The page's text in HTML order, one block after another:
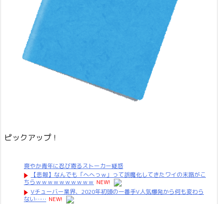
ピックアップ！
爽やか青年に忍び寄るストーカー疑惑
【悲報】なんでも「へへっｗ」って誤魔化してきたワイの末路がこ
ちらｗｗｗｗｗｗｗｗｗｗ NEW!
Vチューバー業界、2020年初頭の一番手V人気爆発から何も変わら
ない…… NEW!